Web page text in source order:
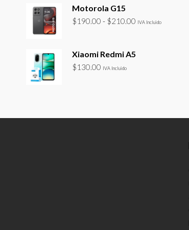
Motorola G15
$190.00 - $210.00Rango
desde
IVA Incluido
Xiaomi Redmi A5
$130.00 IVA Incluido